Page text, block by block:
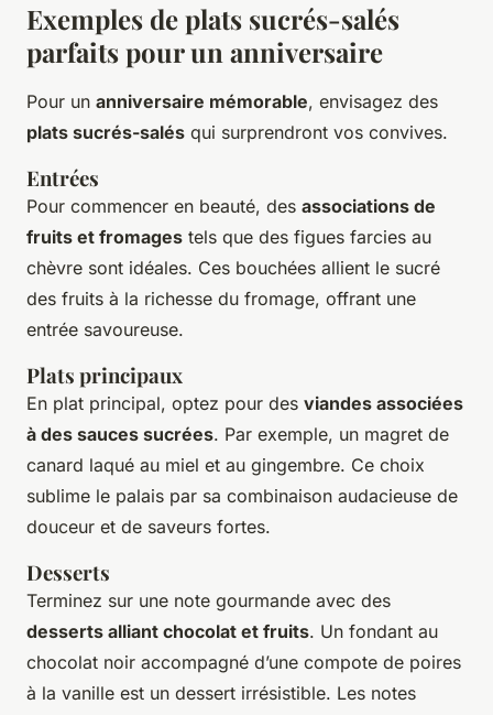
Exemples de plats sucrés-salés
parfaits pour un anniversaire
Pour un anniversaire mémorable, envisagez des
plats sucrés-salés qui surprendront vos convives.
Entrées
Pour commencer en beauté, des associations de
fruits et fromages tels que des figues farcies au
chèvre sont idéales. Ces bouchées allient le sucré
des fruits à la richesse du fromage, offrant une
entrée savoureuse.
Plats principaux
En plat principal, optez pour des viandes associées
à des sauces sucrées. Par exemple, un magret de
canard laqué au miel et au gingembre. Ce choix
sublime le palais par sa combinaison audacieuse de
douceur et de saveurs fortes.
Desserts
Terminez sur une note gourmande avec des
desserts alliant chocolat et fruits. Un fondant au
chocolat noir accompagné d’une compote de poires
à la vanille est un dessert irrésistible. Les notes